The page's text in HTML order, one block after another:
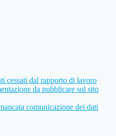
cessati dal rapporto di lavoro
da pubblicare sul sito
comunicazione dei dati